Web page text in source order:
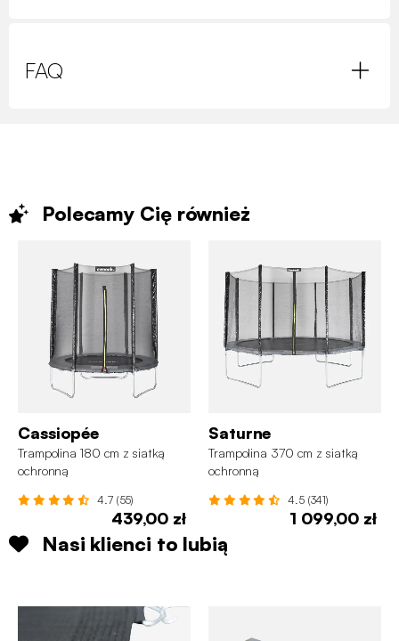
FAQ
Polecamy Cię również
Cassiopée
Trampolina 180 cm z siatką
ochronną
4.7 (55)
439,00 zł
Saturne
Trampolina 370 cm z siatką
ochronną
4.5 (341)
1 099,00 zł
Nasi klienci to lubią